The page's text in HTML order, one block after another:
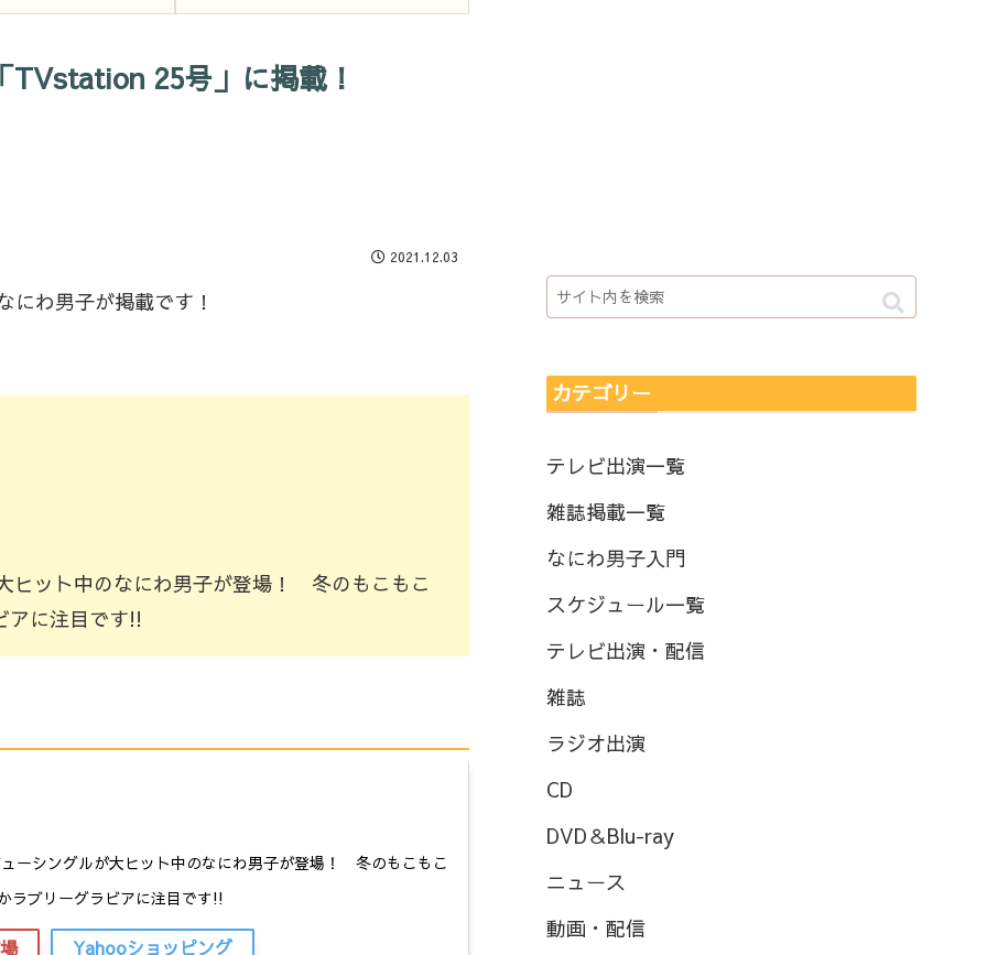
25号」に掲載！
2021.12.03
わ男子が掲載です！
ヒット中のなにわ男子が登場！ 冬のもこもこ
アに注目です!!
ーシングルが大ヒット中のなにわ男子が登場！ 冬のもこもこ
ラブリーグラビアに注目です!!
Yahooショッピング
カテゴリー
テレビ出演一覧
雑誌掲載一覧
なにわ男子入門
スケジュール一覧
テレビ出演・配信
雑誌
ラジオ出演
CD
DVD＆Blu-ray
ニュース
動画・配信